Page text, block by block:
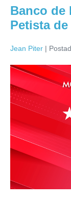
Banco de
Petista
Jean Piter |